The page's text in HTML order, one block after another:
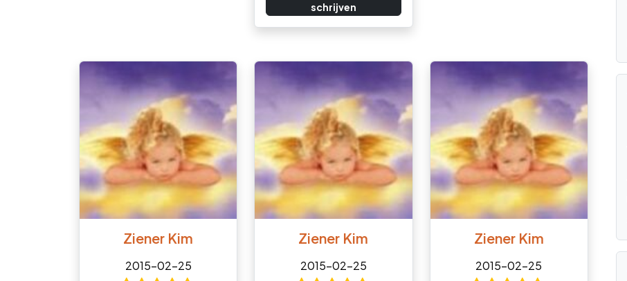
schrijven
Ziener Kim
2015-02-25
Ziener Kim
2015-02-25
Ziener Kim
2015-02-25